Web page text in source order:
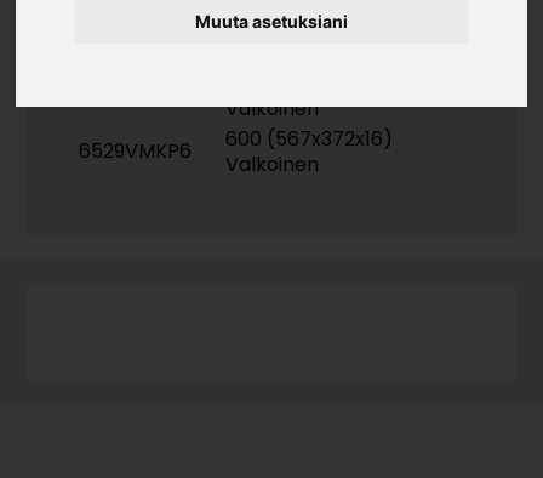
Muuta asetuksiani
Valkoinen
6529VMKP6
600 (567x372x16)
Valkoinen